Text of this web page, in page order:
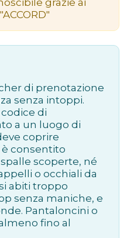
di prenotazione
senza intoppi.
codice di
a un luogo di
coprire
è consentito
scoperte, né
o occhiali da
abiti troppo
senza maniche, e
Pantaloncini o
fino al